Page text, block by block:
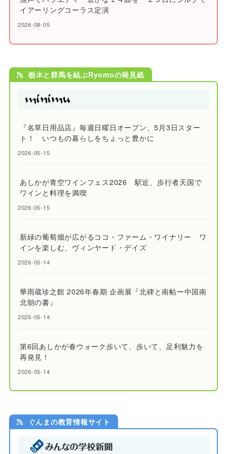
イアーリングコーラス定演
2026-08-05
栃木と群馬を結ぶRyomoの発見紙
『名草日用品店』毎週日曜日オープン、5月3日スター
ト！ いつもの暮らしをちょっと豊かに
2026-05-15
あしかが青空ワインフェス2026 駅近、歩行者天国で
ワインと料理を満喫
2026-05-15
新緑の葡萄畑が広がるココ・ファーム・ワイナリー ワ
インを楽しむ、ヴィンヤード・デイズ
2026-05-14
華雨蔵珍之館 2026年春期 企画展『北碑と南帖ー中国南
北朝の書』
2026-05-14
第6回あしかが春ウォーク歩いて、歩いて、足利魅力を
再発見！
2026-05-14
ぐんまの教育情報サイト